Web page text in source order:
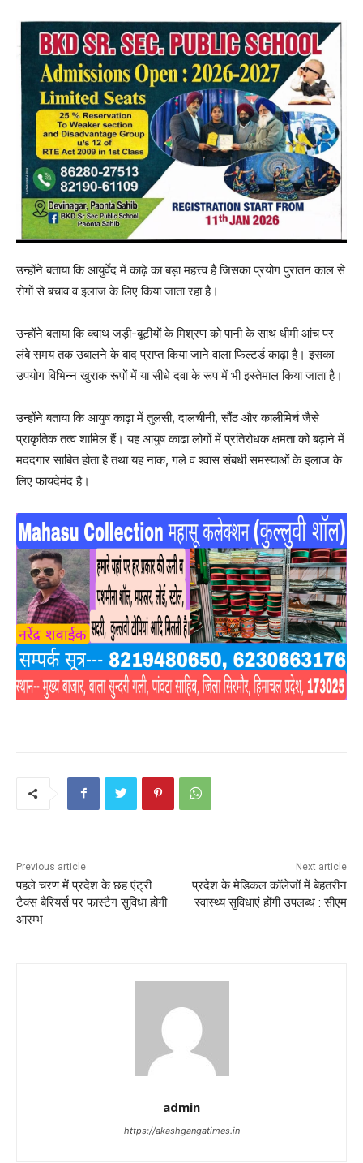
उन्होंने बताया कि आयुर्वेद में काढ़े का बड़ा महत्त्व है जिसका प्रयोग पुरातन काल से
रोगों से बचाव व इलाज के लिए किया जाता रहा है।
उन्होंने बताया कि क्वाथ जड़ी-बूटीयों के मिश्रण को पानी के साथ धीमी आंच पर
लंबे समय तक उबालने के बाद प्राप्त किया जाने वाला फिल्टर्ड काढ़ा है। इसका
उपयोग विभिन्न खुराक रूपों में या सीधे दवा के रूप में भी इस्तेमाल किया जाता है।
उन्होंने बताया कि आयुष काढ़ा में तुलसी, दालचीनी, सौंठ और कालीमिर्च जैसे
प्राकृतिक तत्व शामिल हैं। यह आयुष काढा लोगों में प्रतिरोधक क्षमता को बढ़ाने में
मददगार साबित होता है तथा यह नाक, गले व श्वास संबधी समस्याओं के इलाज के
लिए फायदेमंद है।
Previous article
पहले चरण में प्रदेश के छह एंट्री
टैक्स बैरियर्स पर फास्टैग सुविधा होगी
आरम्भ
Next article
प्रदेश के मेडिकल कॉलेजों में बेहतरीन
स्वास्थ्य सुविधाएं होंगी उपलब्ध : सीएम
admin
https://akashgangatimes.in